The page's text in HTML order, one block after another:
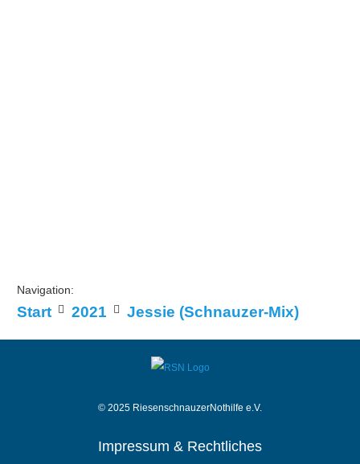
Navigation:
Start 2021 Jessie (Schnauzer-Mix)
© 2025 RiesenschnauzerNothilfe e.V.
Impressum & Rechtliches